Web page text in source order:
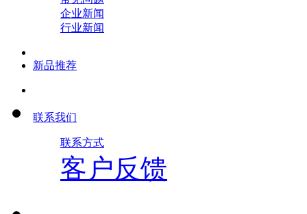
企业新闻
行业新闻
新品推荐
联系我们
联系方式
客户反馈